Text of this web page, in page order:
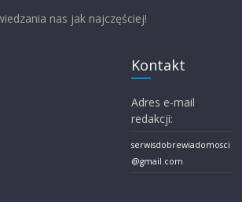
nas jak najczęściej!
Kontakt
Adres e-mail
redakcji:
serwisdobrewiadomosci
@gmail.com